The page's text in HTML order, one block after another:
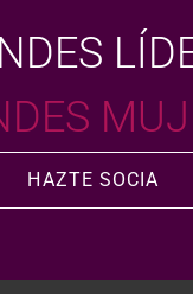
HAZTE SOCIA